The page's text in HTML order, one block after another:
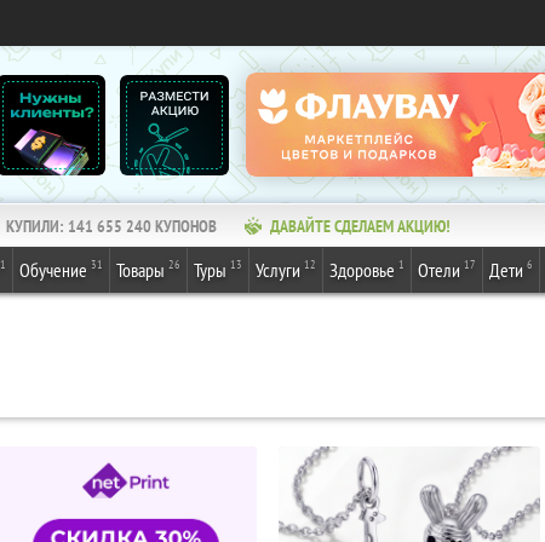
КУПИЛИ: 141 655 240КУПОНОВ ДАВАЙТЕ СДЕЛАЕМ АКЦИЮ!
1 Обучение 31 Товары 26 Туры 13 Услуги 12 Здоровье 1 Отели 17 Дети 6